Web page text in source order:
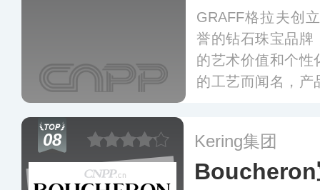
GRAFF格拉夫创
誉的钻石珠宝品牌
的艺术价值和个性
的工艺而闻名，产
08 Kering集团
Boucheron